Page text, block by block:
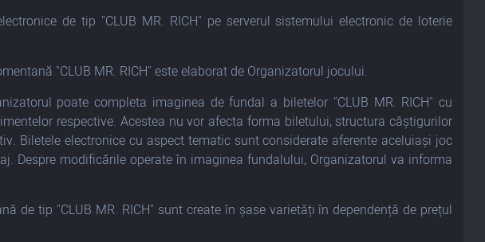
de tip "CLUB MR. RICH" pe serverul sistemului electronic de loterie
"CLUB MR. RICH" este elaborat de Organizatorul jocului.
poate completa imaginea de fundal a biletelor "CLUB MR. RICH" cu
respective. Acestea nu vor afecta forma biletului, structura câștigurilor
Biletele electronice cu aspect tematic sunt considerate aferente aceluiași joc
Despre modificările operate în imaginea fundalului, Organizatorul va informa
de tip "CLUB MR. RICH" sunt create în șase varietăți în dependență de prețul